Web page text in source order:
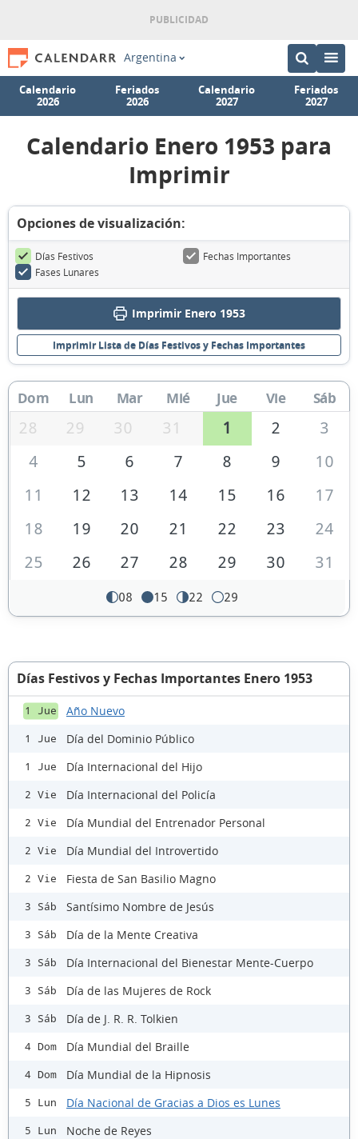
Argentina
Calendario
2026
Feriados
2026
Calendario
2027
Feriados
2027
Calendario Enero 1953 para
Imprimir
Opciones de visualización:
Días Festivos
Fechas Importantes
Fases Lunares
Imprimir Enero 1953
Imprimir Lista de Días Festivos y Fechas Importantes
Dom Lun Mar Mié Jue Vie Sáb
28 29 30 31 1 2
3
4
5 6 7 8 9
10
11
12 13 14 15 16
17
18
19 20 21 22 23
24
25
26 27 28 29 30 31
08 15 22 29
Días Festivos y Fechas Importantes Enero 1953
1 Jue Año Nuevo
1 Jue Día del Dominio Público
1 Jue Día Internacional del Hijo
2 Vie Día Internacional del Policía
2 Vie Día Mundial del Entrenador Personal
2 Vie Día Mundial del Introvertido
2 Vie Fiesta de San Basilio Magno
3 Sáb Santísimo Nombre de Jesús
3 Sáb Día de la Mente Creativa
3 Sáb Día Internacional del Bienestar Mente-Cuerpo
3 Sáb Día de las Mujeres de Rock
3 Sáb Día de J. R. R. Tolkien
4 Dom Día Mundial del Braille
4 Dom Día Mundial de la Hipnosis
5 Lun Día Nacional de Gracias a Dios es Lunes
5 Lun Noche de Reyes